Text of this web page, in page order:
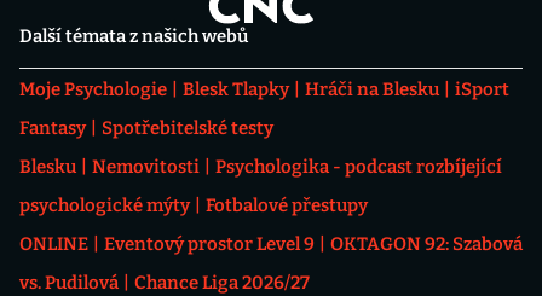
Další témata z našich webů
Moje Psychologie Blesk Tlapky Hráči na Blesku
iSport
Fantasy
Spotřebitelské testy
Blesku
Nemovitosti
Psychologika - podcast rozbíjející
psychologické mýty
Fotbalové přestupy
ONLINE
Eventový prostor Level 9
OKTAGON 92: Szabová
vs. Pudilová
Chance Liga 2026/27